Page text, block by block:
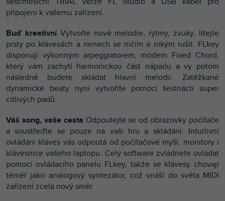
připojení k vašemu zařízení.
Buď kreativníVytvořte nové melodie, rytmy, zvuky, lítejte
prsty po klávesách a nenech se ničím a nikým rušit. FLkey
disponují výkonným arpeggiatorem, módem Fixed Chord,
který vám zachytí harmonickou část nápadu a vy potom
následně budete skládat hlavní melodii. Zatěžkané
dynamické beaty nyní vytvoříte pomocí šestnácti super
citlivých padů.
Váš song, vaše cesta Odpoutejte se od obrazovky počítače
a soustřeďte se pouze na vaši hru a skládání. Intuitivní
ovládání kláves vás odpoutá od počítačové myši, monitory i
klávesnice vašeho laptopu. Celý software zvládnete ovládat
pomocí ovládacího panelu FLkey, takže se klávesy chovají
téměř jako analogový syntezátor, což vnáší do světa MIDI
zařízení zcela nový směr.